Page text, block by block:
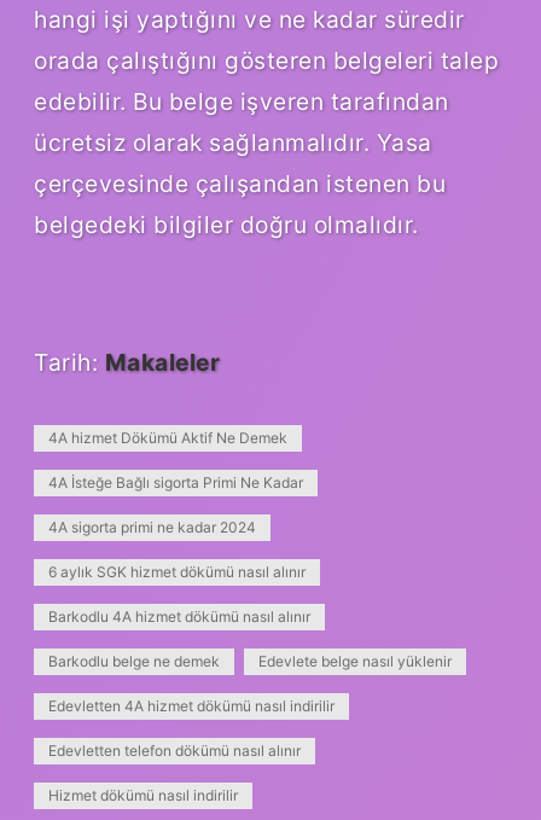
hangi işi yaptığını ve ne kadar süredir
orada çalıştığını gösteren belgeleri talep
edebilir. Bu belge işveren tarafından
ücretsiz olarak sağlanmalıdır. Yasa
çerçevesinde çalışandan istenen bu
belgedeki bilgiler doğru olmalıdır.
Tarih: Makaleler
4A hizmet Dökümü Aktif Ne Demek
4A İsteğe Bağlı sigorta Primi Ne Kadar
4A sigorta primi ne kadar 2024
6 aylık SGK hizmet dökümü nasıl alınır
Barkodlu 4A hizmet dökümü nasıl alınır
Barkodlu belge ne demek Edevlete belge nasıl yüklenir
Edevletten 4A hizmet dökümü nasıl indirilir
Edevletten telefon dökümü nasıl alınır
Hizmet dökümü nasıl indirilir